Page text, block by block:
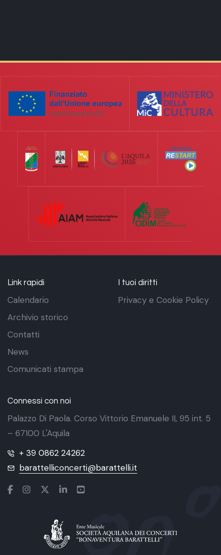
Link rapidi
Calendario
Archivio storico
Contatti
News
Comunicati stampa
I tuoi diritti
Privacy e Cookie Policy
Connessi con noi
Palazzo Di Paola. Corso Vittorio Emanuele II, 95 int. 5
– 67100 L'Aquila
+ 39 0862 24262
barattelliconcerti@barattelli.it